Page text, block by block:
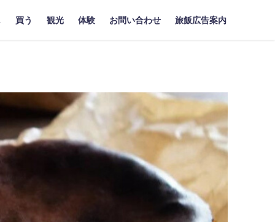
買う 観光 体験 お問い合わせ 旅飯広告案内